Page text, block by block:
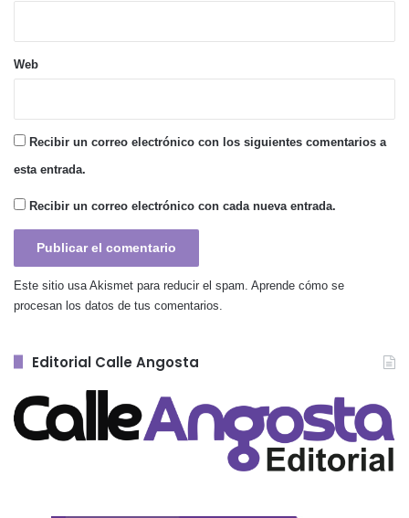
Web
Recibir un correo electrónico con los siguientes comentarios a
esta entrada.
Recibir un correo electrónico con cada nueva entrada.
Este sitio usa Akismet para reducir el spam. Aprende cómo se
procesan los datos de tus comentarios.
Editorial Calle Angosta